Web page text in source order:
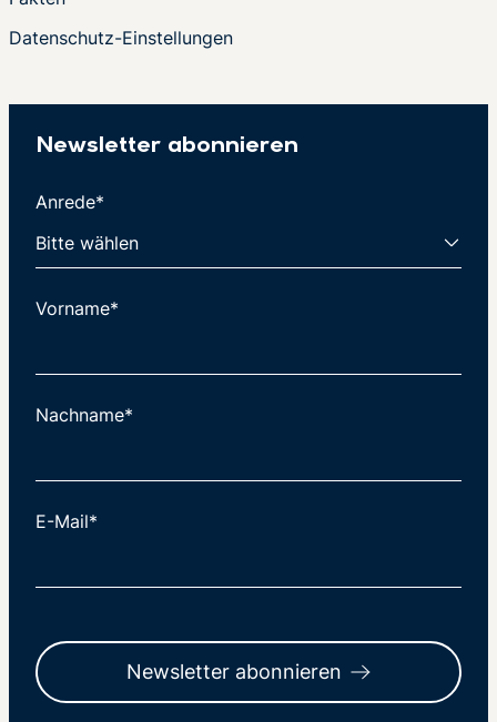
Datenschutz-Einstellungen
Newsletter abonnieren
Anrede*
Vorname*
Nachname*
E-Mail*
Newsletter abonnieren